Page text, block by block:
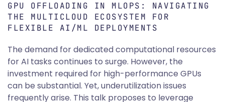
GPU OFFLOADING IN MLOPS: NAVIGATING
THE MULTICLOUD ECOSYSTEM FOR
FLEXIBLE AI/ML DEPLOYMENTS
The demand for dedicated computational resources
for AI tasks continues to surge. However, the
investment required for high-performance GPUs
can be substantial. Yet, underutilization issues
frequently arise. This talk proposes to leverage